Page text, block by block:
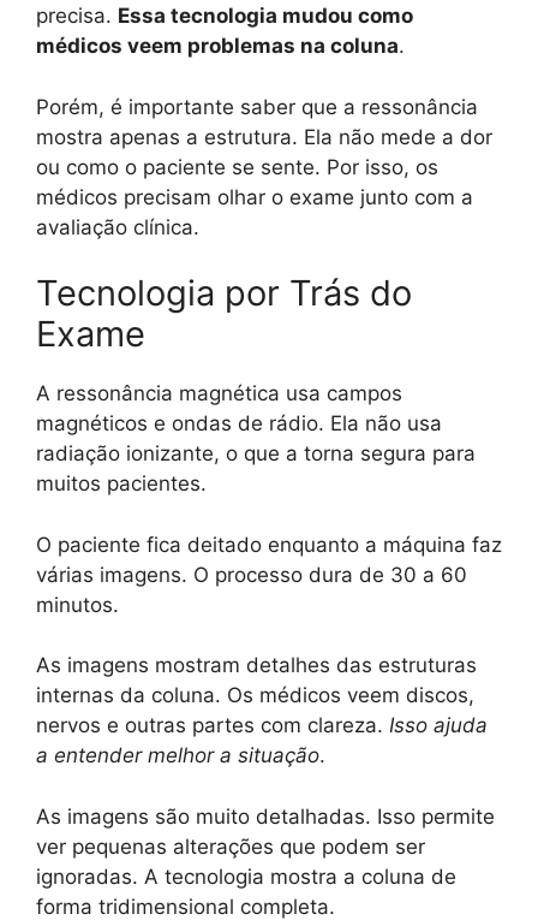
precisa. Essa tecnologia mudou como
médicos veem problemas na coluna.
Porém, é importante saber que a ressonância
mostra apenas a estrutura. Ela não mede a dor
ou como o paciente se sente. Por isso, os
médicos precisam olhar o exame junto com a
avaliação clínica.
Tecnologia por Trás do
Exame
A ressonância magnética usa campos
magnéticos e ondas de rádio. Ela não usa
radiação ionizante, o que a torna segura para
muitos pacientes.
O paciente fica deitado enquanto a máquina faz
várias imagens. O processo dura de 30 a 60
minutos.
As imagens mostram detalhes das estruturas
internas da coluna. Os médicos veem discos,
nervos e outras partes com clareza. Isso ajuda
a entender melhor a situação.
As imagens são muito detalhadas. Isso permite
ver pequenas alterações que podem ser
ignoradas. A tecnologia mostra a coluna de
forma tridimensional completa.